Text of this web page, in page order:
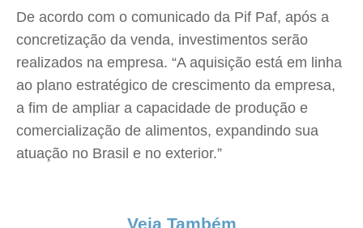
De acordo com o comunicado da Pif Paf, após a
concretização da venda, investimentos serão
realizados na empresa. “A aquisição está em linha
ao plano estratégico de crescimento da empresa,
a fim de ampliar a capacidade de produção e
comercialização de alimentos, expandindo sua
atuação no Brasil e no exterior.”
Veja Também